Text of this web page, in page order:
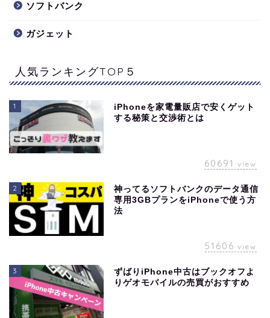
ソフトバンク
ガジェット
人気ランキングTOP５
1
iPhoneを家電量販店で安くゲット
する秘策と交渉術とは
60691 view
2
神ってるソフトバンクのデータ通信
専用3GBプランをiPhoneで使う方
法
51606 view
3
ずばりiPhone中古はブックオフよ
りゲオモバイルの売買がおすすめ